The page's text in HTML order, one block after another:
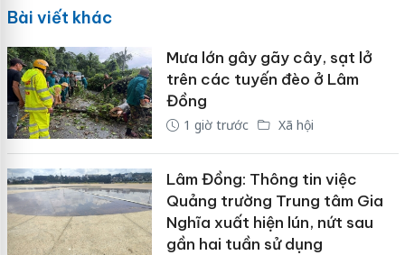
Bài viết khác
Mưa lớn gây gãy cây, sạt lở
trên các tuyến đèo ở Lâm
Đồng
1 giờ trước Xã hội
Lâm Đồng: Thông tin việc
Quảng trường Trung tâm Gia
Nghĩa xuất hiện lún, nứt sau
gần hai tuần sử dụng